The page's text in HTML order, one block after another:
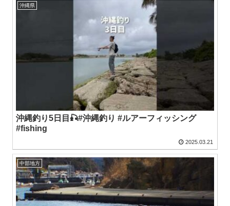
沖縄県
沖縄釣り5日目🎣#沖縄釣り #ルアーフィッシング
#fishing
2025.03.21
中部地方